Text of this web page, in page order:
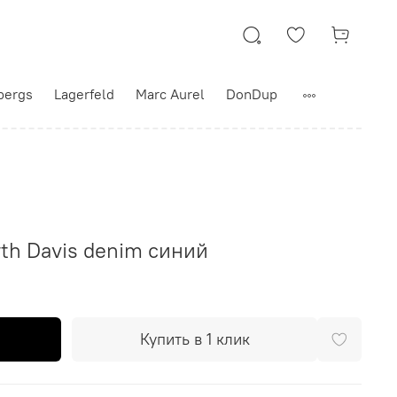
Lagerfeld Marc Aurel DonDup
Davis denim синий
Купить в 1 клик